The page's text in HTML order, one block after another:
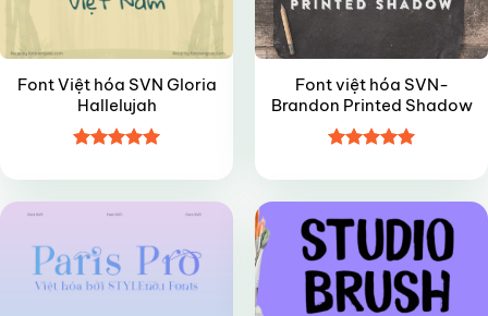
Font Việt hóa SVN Gloria
Hallelujah
hạng4.95
Font việt hóa SVN-
Brandon Printed Shadow
hạng55